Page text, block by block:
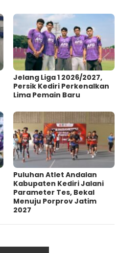
Jelang Liga 1 2026/2027,
Persik Kediri Perkenalkan
Lima Pemain Baru
Puluhan Atlet Andalan
Kabupaten Kediri Jalani
Parameter Tes, Bekal
Menuju Porprov Jatim
2027